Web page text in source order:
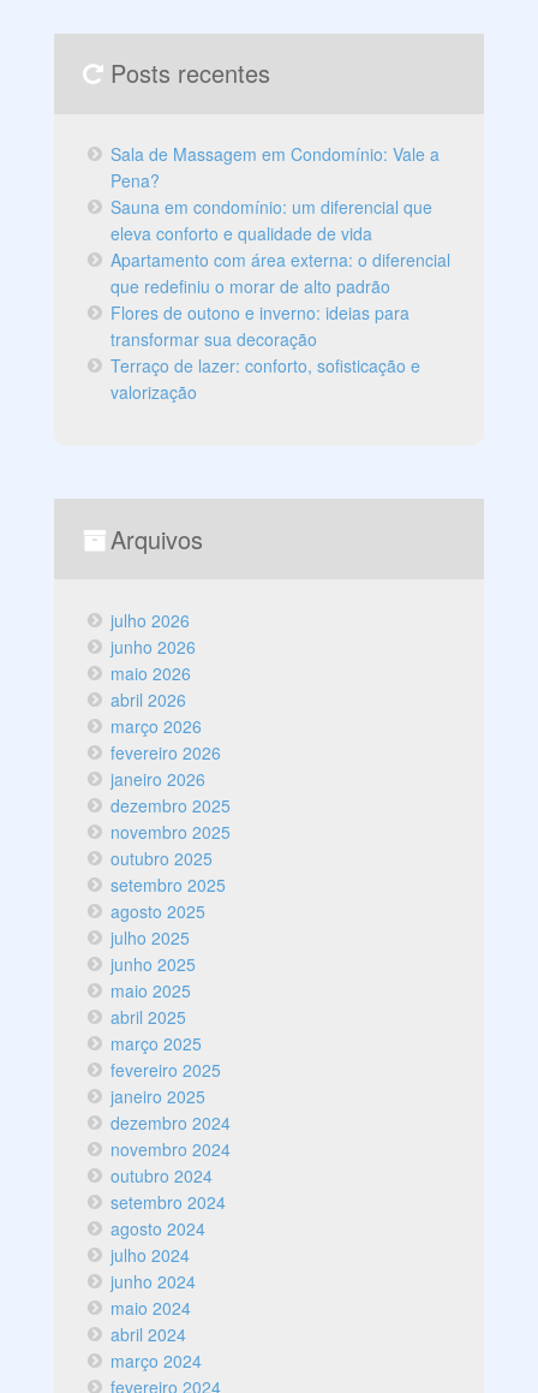
Posts recentes
Sala de Massagem em Condomínio: Vale a
Pena?
Sauna em condomínio: um diferencial que
eleva conforto e qualidade de vida
Apartamento com área externa: o diferencial
que redefiniu o morar de alto padrão
Flores de outono e inverno: ideias para
transformar sua decoração
Terraço de lazer: conforto, sofisticação e
valorização
Arquivos
julho 2026
junho 2026
maio 2026
abril 2026
março 2026
fevereiro 2026
janeiro 2026
dezembro 2025
novembro 2025
outubro 2025
setembro 2025
agosto 2025
julho 2025
junho 2025
maio 2025
abril 2025
março 2025
fevereiro 2025
janeiro 2025
dezembro 2024
novembro 2024
outubro 2024
setembro 2024
agosto 2024
julho 2024
junho 2024
maio 2024
abril 2024
março 2024
fevereiro 2024